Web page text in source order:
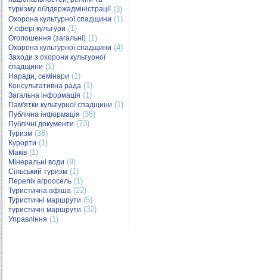
туризму облдержадміністрації(3)
Охорона культурної спадщини (1)
У сфері культури (1)
Оголошення (загальні) (1)
Охорона культурної спадщини (4)
Заходи з охорони культурної
спадщини (1)
Наради, семінари (1)
Консультативна рада (1)
Загальна інформація (1)
Пам'ятки культурної спадщини (1)
Публічна інформація (36)
Публічні документи (73)
Туризм (38)
Курорти (1)
Маків (1)
Мінеральні води (9)
Сільський туризм (1)
Перелік агроосель (1)
Туристична афіша (22)
Туристичні маршрути (5)
туристичні маршрути (32)
Управління (1)